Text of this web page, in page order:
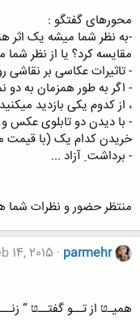
محورهای گفتگو :
-به نظر شما میشه یک اثر
مقایسه کرد؟ یا از نظر
- تاثیرات عکاسی بر نقاشی
- اگر به طور همزمان به
، از کدوم یکی بازدید
- با دیدن دو تابلوی عکس
خریدن کدام یک (با قیمت
- برداشت ِ آزاد ...
منتظر حضور و نظرات شما
parmehr
14, 2015
همیـטּ از تــو گفتــטּ “